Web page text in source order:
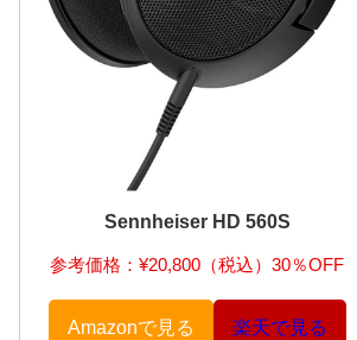
Sennheiser HD 560S
参考価格：¥20,800（税込）30％OFF
Amazonで見る 楽天で見る